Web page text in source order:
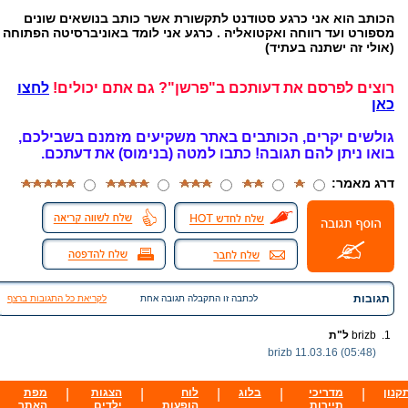
הכותב הוא אני כרגע סטודנט לתקשורת אשר כותב בנושאים שונים
מספורט ועד רווחה ואקטואליה . כרגע אני לומד באוניברסיטה הפתוחה
(אולי זה ישתנה בעתיד)
רוצים לפרסם את דעותכם ב"פרשן"? גם אתם יכולים! לחצו
כאן
גולשים יקרים, הכותבים באתר משקיעים מזמנם בשבילכם,
בואו ניתן להם תגובה! כתבו למטה (בנימוס) את דעתכם.
דרג מאמר:
תגובות לכתבה זו התקבלה תגובה אחת לקריאת כל התגובות ברצף
1.
brizb ל"ת
brizb 11.03.16 (05:48)
מדריכי
תיירות
בלוג
לוח
הופעות
הצגות
ילדים
מפת
האתר